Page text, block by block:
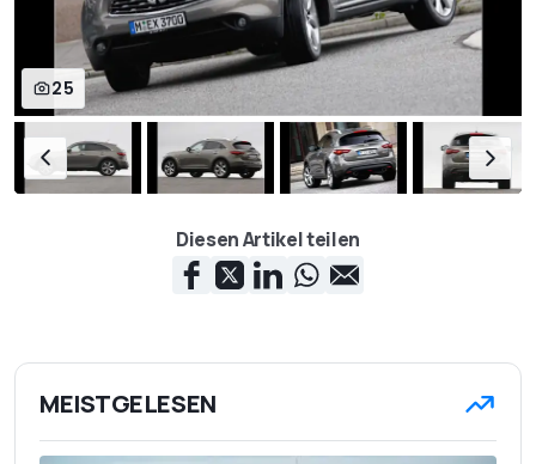
25
Diesen Artikel teilen
MEISTGELESEN